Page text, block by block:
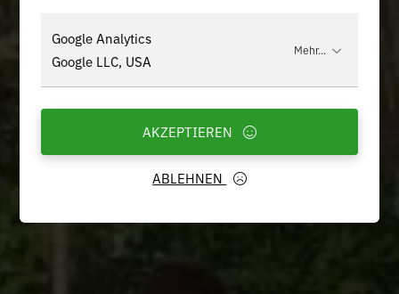
Google Analytics
Google LLC, USA
Mehr...
ABLEHNEN
AKZEPTIEREN